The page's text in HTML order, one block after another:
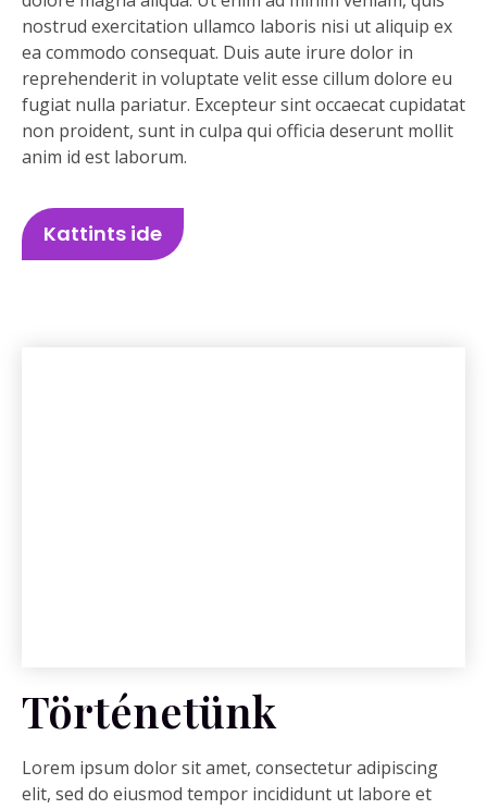
nostrud exercitation ullamco laboris nisi ut aliquip ex
ea commodo consequat. Duis aute irure dolor in
reprehenderit in voluptate velit esse cillum dolore eu
fugiat nulla pariatur. Excepteur sint occaecat cupidatat
non proident, sunt in culpa qui officia deserunt mollit
anim id est laborum.
Kattints ide
Történetünk
Lorem ipsum dolor sit amet, consectetur adipiscing
elit, sed do eiusmod tempor incididunt ut labore et